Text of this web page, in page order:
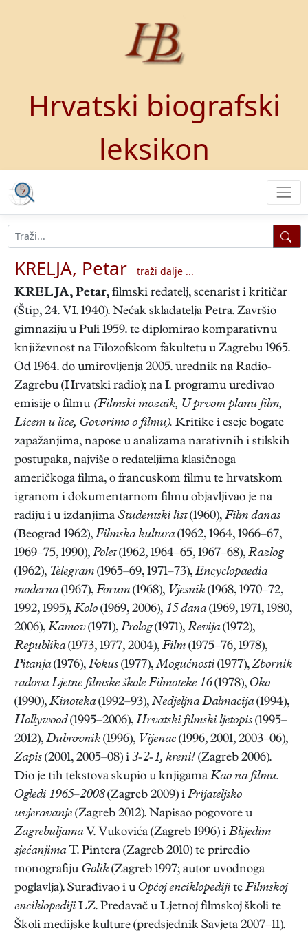
Hrvatski biografski
leksikon
KRELJA, Petar
traži dalje ...
KRELJA, Petar, filmski redatelj, scenarist i kritičar
(Štip, 24. VI. 1940). Nećak skladatelja Petra. Završio
gimnaziju u Puli 1959. te diplomirao komparativnu
književnost na Filozofskom fakultetu u Zagrebu 1965.
Od 1964. do umirovljenja 2005. urednik na Radio-
Zagrebu (Hrvatski radio); na I. programu uređivao
emisije o filmu (Filmski mozaik, U prvom planu film,
Licem u lice, Govorimo o filmu). Kritike i eseje bogate
zapažanjima, napose u analizama narativnih i stilskih
postupaka, najviše o redateljima klasičnoga
američkoga filma, o francuskom filmu te hrvatskom
igranom i dokumentarnom filmu objavljivao je na
radiju i u izdanjima Studentski list(1960), Film danas
(Beograd 1962), Filmska kultura(1962, 1964, 1966–67,
1969–75, 1990), Polet(1962, 1964–65, 1967–68), Razlog
(1962), Telegram (1965–69, 1971–73), Encyclopaedia
moderna(1967), Forum (1968), Vjesnik (1968, 1970–72,
1992, 1995), Kolo (1969, 2006), 15 dana(1969, 1971, 1980,
2006), Kamov(1971), Prolog(1971), Revija(1972),
Republika(1973, 1977, 2004), Film (1975–76, 1978),
Pitanja(1976), Fokus (1977),Mogućnosti (1977), Zbornik
radova Ljetne filmske škole Filmoteke 16(1978), Oko
(1990), Kinoteka(1992–93), Nedjeljna Dalmacija(1994),
Hollywood(1995–2006), Hrvatski filmski ljetopis (1995–
2012), Dubrovnik (1996), Vijenac (1996, 2001, 2003–06),
Zapis (2001, 2005–08) i 3-2-1, kreni! (Zagreb 2006).
Dio je tih tekstova skupio u knjigama Kao na filmu.
Ogledi 1965–2008(Zagreb 2009) i Prijateljsko
uvjeravanje (Zagreb 2012). Napisao pogovore u
ZagrebuljamaV. Vukovića (Zagreb 1996) i Blijedim
sjećanjimaT. Pintera (Zagreb 2010) te priredio
monografiju Golik (Zagreb 1997; autor uvodnoga
poglavlja). Surađivao i u Općoj enciklopediji te Filmskoj
enciklopediji LZ. Predavač u Ljetnoj filmskoj školi te
Školi medijske kulture (predsjednik Savjeta 2007–11).